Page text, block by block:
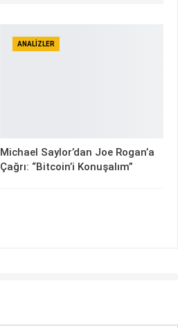
ANALIZLER
Michael Saylor’dan Joe Rogan’a
Çağrı: “Bitcoin’i Konuşalım”